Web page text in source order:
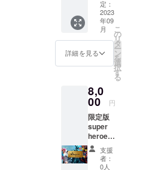
Mighty Fizzはこ
れから長期にわ
たりスポンサー
成長していきま
す。 スポンサー
ファンディング
終了後デザイン
作業に取り掛か
り、1ヶ月後を目
処に作成し、皆
さんに完成した
スポンサーボー
ドの写真をお送
りします。 ※誰
のガ
チャチ
ケット
となり
ま
す。）
アート
は完全
にラン
ダムで
選ば
れ、支
援いた
だいた
トで
す！ ガ
チャは1
回ガ
チャ、5
回ガ
チケッ
トを準
備させ
ていた
ただ来
まし
た。
（この
ページ
チャ 1
回分ガ
チャチ
ケット
全4種で
「Might
y Fizz」
今回限
ジタル
アート
ガチャ
です！
4種類の
中から1
つのレ
ディ
キャラ
定：
2023
年09
月
詳細を見る
こ
の
リ
タ
ー
ン
を
選
択
す
る
8,0
00 円
限定版
super
heroes
デジタ
ルアー
ト (全
支援
者：
0人